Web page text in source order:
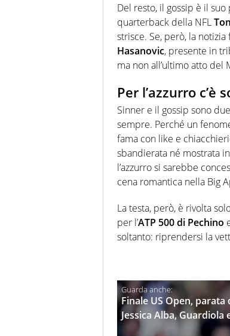
Del resto, il gossip è il suo
quarterback della NFL
strisce. Se, però, la
Hasanovic, presente in
ma non all’ultimo atto del
Per l’azzurro
Sinner e il gossip sono
sempre. Perché un
fama con like e
sbandierata né mostrata
l’azzurro si sarebbe
cena romantica nella Big
La testa, però, è rivolta
per l’ATP 500 di Pechino
soltanto: riprendersi la
Finale US Open,
Jessica Alba, Guardiola